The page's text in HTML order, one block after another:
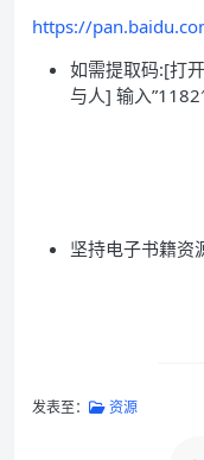
https://
如需提取码:[打
与人] 输入
坚持电子书籍资
发表至： 资源